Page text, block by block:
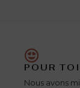
POUR TOI
Nous avons